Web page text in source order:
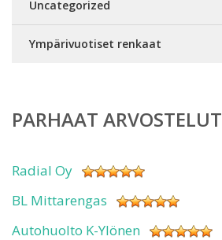
Uncategorized
Ympärivuotiset renkaat
PARHAAT ARVOSTELUT
Radial Oy
BL Mittarengas
Autohuolto K-Ylönen